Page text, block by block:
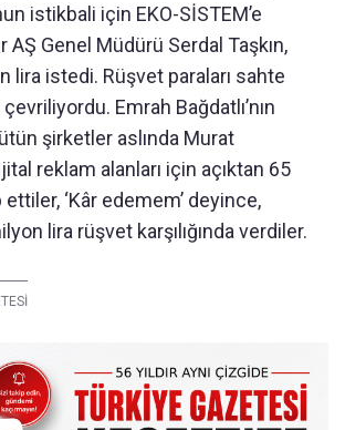
istikbali için EKO-SİSTEM’e
AŞ Genel Müdürü Serdal Taşkın,
lira istedi. Rüşvet paraları sahte
Emrah Bağdatlı’nın
şirketler aslında Murat
reklam alanları için açıktan 65
‘Kâr edemem’ deyince,
lira rüşvet karşılığında verdiler.